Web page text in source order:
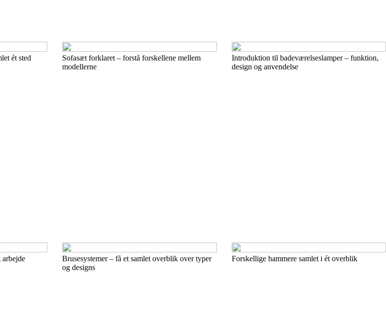
ét sted
Sofasæt forklaret – forstå forskellene mellem
modellerne
Introduktion til badeværelseslamper – funktion,
design og anvendelse
Brusesystemer – få et samlet overblik over typer
og designs
Forskellige hammere samlet i ét overblik